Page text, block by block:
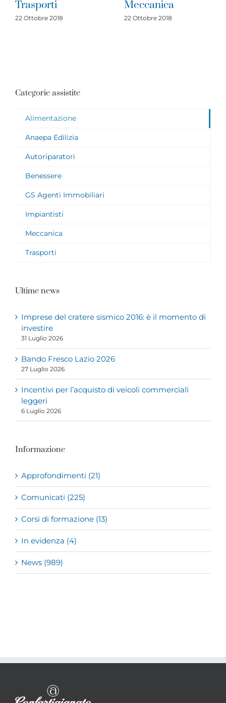
Trasporti
22 Ottobre 2018
Meccanica
22 Ottobre 2018
Categorie assistite
Alimentazione
Anaepa Edilizia
Autoriparatori
Benessere
GS Agenti Immobiliari
Impiantisti
Meccanica
Trasporti
Ultime news
Imprese del cratere sismico 2016: è il momento di
investire
31 Luglio 2026
Bando Fresco Lazio 2026
27 Luglio 2026
Incentivi per l’acquisto di veicoli commerciali
leggeri
6 Luglio 2026
Informazione
Approfondimenti (21)
Comunicati (225)
Corsi di formazione (13)
In evidenza (4)
News (989)